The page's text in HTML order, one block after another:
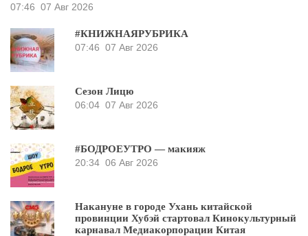
07:46 07 Авг 2026
#КНИЖНАЯРУБРИКА
07:46 07 Авг 2026
Сезон Лицю
06:04 07 Авг 2026
#БОДРОЕУТРО — макияж
20:34 06 Авг 2026
Накануне в городе Ухань китайской
провинции Хубэй стартовал Кинокультурный
карнавал Медиакорпорации Китая